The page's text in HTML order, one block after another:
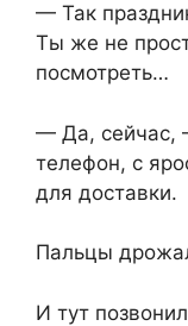
— Так
Ты же не
посмотреть…
— Да, сейчас,
телефон, с
для доставки.
Пальцы
И тут